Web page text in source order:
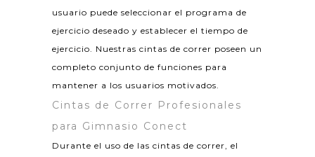
usuario puede seleccionar el programa de
ejercicio deseado y establecer el tiempo de
ejercicio. Nuestras cintas de correr poseen un
completo conjunto de funciones para
mantener a los usuarios motivados.
Cintas de Correr Profesionales
para Gimnasio Conect
Durante el uso de las cintas de correr, el